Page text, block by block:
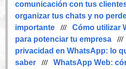
comunicación con tus
organizar tus chats y no
importante/// Cómo utilizar
para potenciar tu empresa///
privacidad en WhatsApp: lo
saber/// WhatsApp Web: